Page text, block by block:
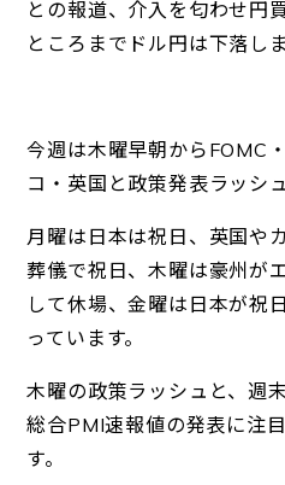
との報道、介入を匂わせ円
ところまでドル円は下落し
今週は木曜早朝からFOMC
コ・英国と政策発表ラッシ
月曜は日本は祝日、英国や
葬儀で祝日、木曜は豪州が
して休場、金曜は日本が祝
っています。
木曜の政策ラッシュと、週
総合PMI速報値の発表に注
す。